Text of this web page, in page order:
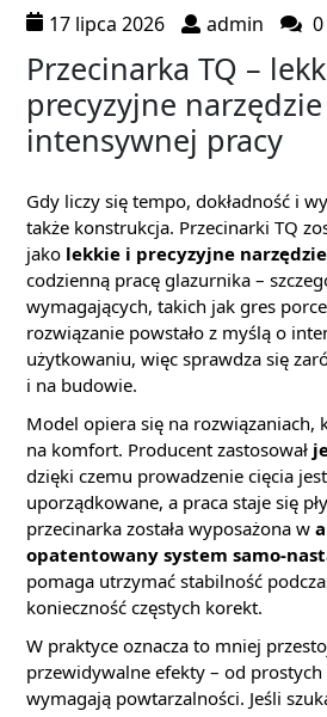
17 lipca 2026 admin
Przecinarka TQ –
precyzyjne
intensywnej pracy
Gdy liczy się tempo, dokładność i
także konstrukcja. Przecinarki TQ
jako lekkie i precyzyjne narzędzie
codzienną pracę glazurnika –
wymagających, takich jak gres
rozwiązanie powstało z myślą o
użytkowaniu, więc sprawdza się
i na budowie.
Model opiera się na rozwiązaniach,
na komfort. Producent zastosował
dzięki czemu prowadzenie cięcia
uporządkowane, a praca staje się
przecinarka została wyposażona w
opatentowany system samo-
pomaga utrzymać stabilność
konieczność częstych korekt.
W praktyce oznacza to mniej
przewidywalne efekty – od
wymagają powtarzalności. Jeśli